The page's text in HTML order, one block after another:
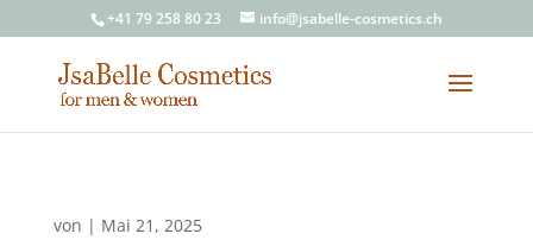
+41 79 258 80 23 info@jsabelle-cosmetics.ch
von | Mai 21, 2025